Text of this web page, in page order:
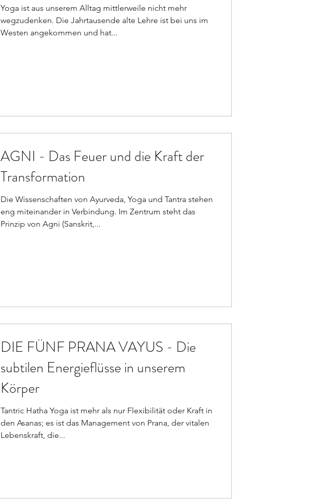
Yoga ist aus unserem Alltag mittlerweile nicht mehr
wegzudenken. Die Jahrtausende alte Lehre ist bei uns im
Westen angekommen und hat...
AGNI - Das Feuer und die Kraft der
Transformation
Die Wissenschaften von Ayurveda, Yoga und Tantra stehen
eng miteinander in Verbindung. Im Zentrum steht das
Prinzip von Agni (Sanskrit,...
DIE FÜNF PRANA VAYUS - Die
subtilen Energieflüsse in unserem
Körper
Tantric Hatha Yoga ist mehr als nur Flexibilität oder Kraft in
den Asanas; es ist das Management von Prana, der vitalen
Lebenskraft, die...